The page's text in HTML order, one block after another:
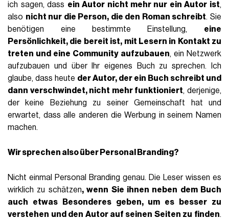
ich sagen, dass ein Autor nicht mehr nur ein Autor ist,
also nicht nur die Person, die den Roman schreibt. Sie
benötigen eine bestimmte Einstellung, eine
Persönlichkeit, die bereit ist, mit Lesern in Kontakt zu
treten und eine Community aufzubauen, ein Netzwerk
aufzubauen und über Ihr eigenes Buch zu sprechen. Ich
glaube, dass heute der Autor, der ein Buch schreibt und
dann verschwindet, nicht mehr funktioniert, derjenige,
der keine Beziehung zu seiner Gemeinschaft hat und
erwartet, dass alle anderen die Werbung in seinem Namen
machen.
Wir sprechen also über Personal Branding?
Nicht einmal Personal Branding genau. Die Leser wissen es
wirklich zu schätzen, wenn Sie ihnen neben dem Buch
auch etwas Besonderes geben, um es besser zu
verstehen und den Autor auf seinen Seiten zu finden.